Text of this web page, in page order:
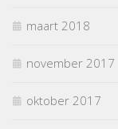
maart 2018
november 2017
oktober 2017